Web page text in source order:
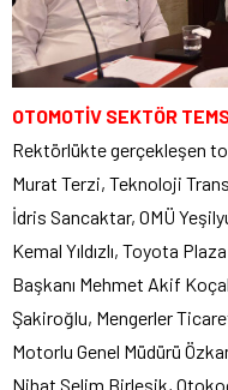
OTOMOTİV SEKTÖR
Rektörlükte gerçekleşen
Murat Terzi, Teknoloji
İdris Sancaktar, OMÜ
Kemal Yıldızlı, Toyota
Başkanı Mehmet Akif
Şakiroğlu, Mengerler
Motorlu Genel Müdürü
Nihat Selim Birleşik,